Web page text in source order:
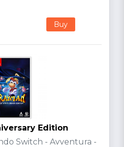
Buy
Edition
Switch - Avventura -